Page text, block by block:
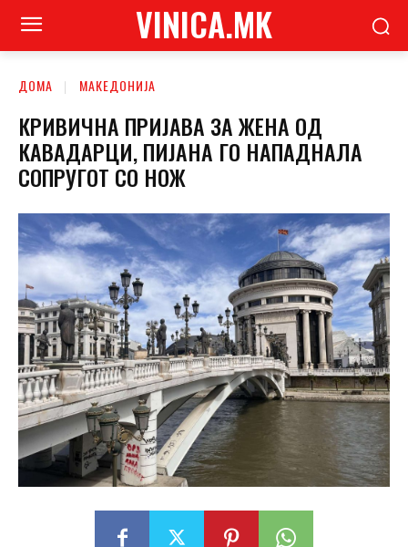
VINICA.MK
ДОМА МАКЕДОНИЈА
КРИВИЧНА ПРИЈАВА ЗА ЖЕНА ОД
КАВАДАРЦИ, ПИЈАНА ГО НАПАДНАЛА
СОПРУГОТ СО НОЖ